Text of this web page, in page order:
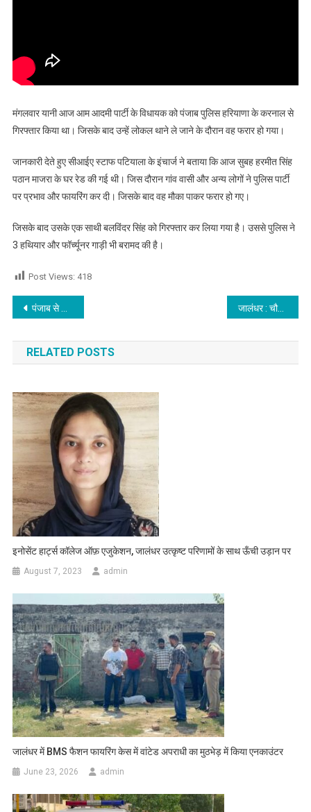
मंगलवार यानी आज आम आदमी पार्टी के विधायक को पंजाब पुलिस हरियाणा के करनाल से
गिरफ्तार किया था। जिसके बाद उन्हें लोकल थाने ले जाने के दौरान वह फरार हो गया।
जानकारी देते हुए सीआईए स्टाफ पटियाला के इंचार्ज ने बताया कि आज सुबह हरमीत सिंह
पठान माजरा के घर रेड की गई थी। जिस दौरान गांव वासी और अन्य लोगों ने पुलिस पार्टी
पर प्रभाव और फायरिंग कर दी। जिसके बाद वह मौका पाकर फरार हो गए।
जिसके बाद उसके एक साथी बलविंदर सिंह को गिरफ्तार कर लिया गया है। उससे पुलिस ने
3 हथियार और फॉर्च्यूनर गाड़ी भी बरामद की है।
Post Views: 418
Post navigation
पंजाब से आप विधायक को पुलिस ने किया गिरफ्तार जालंधर : चौगिट्टी की और जाने वाले वाहन धीरे से चलाएं अपने वाहन,क्योंकि…
RELATED POSTS
इनोसेंट हार्ट्स कॉलेज ऑफ़ एजुकेशन, जालंधर उत्कृष्ट परिणामों के साथ ऊँची उड़ान पर
August 7, 2023 admin
जालंधर में BMS फैशन फायरिंग केस में वांटेड अपराधी का मुठभेड़ में किया एनकाउंटर
June 23, 2026 admin